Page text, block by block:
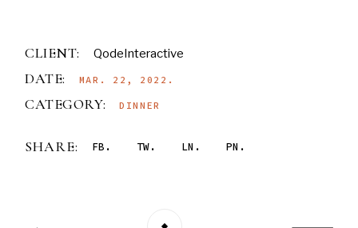
CLIENT: QodeInteractive
DATE: MAR. 22, 2022.
CATEGORY: DINNER
SHARE: FB TW LN PN